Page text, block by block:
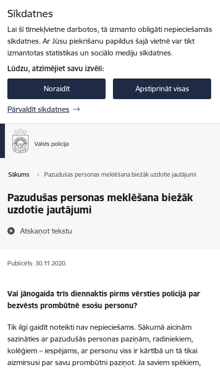
Sīkdatnes
Lai šī tīmekļvietne darbotos, tā izmanto obligāti nepieciešamās
sīkdatnes. Ar Jūsu piekrišanu papildus šajā vietnē var tikt
izmantotas statistikas un sociālo mediju sīkdatnes.
Lūdzu, atzīmējiet savu izvēli:
Noraidīt Apstiprināt visas
Pārvaldīt sīkdatnes
Sākums Pazudušas personas meklēšana biežāk uzdotie jautājumi
Pazudušas personas meklēšana biežāk
uzdotie jautājumi
Atskaņot tekstu
Publicēts: 30.11.2020.
Vai jānogaida trīs diennaktis pirms vērsties policijā par
bezvēsts prombūtnē esošu personu?
Tik ilgi gaidīt noteikti nav nepieciešams. Sākumā aicinām
sazināties ar pazudušās personas paziņām, radiniekiem,
kolēģiem – iespējams, ar personu viss ir kārtībā un tā tikai
aizmirsusi par savu prombūtni paziņot. Ja saviem spēkiem,